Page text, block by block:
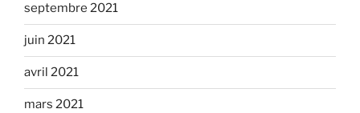
septembre 2021
juin 2021
avril 2021
mars 2021